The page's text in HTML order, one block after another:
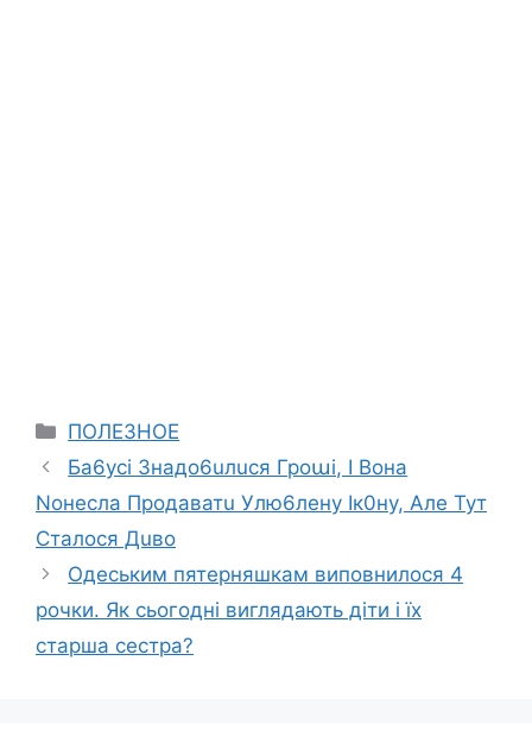
Categories
ПОЛЕЗНОЕ
Ба6усі Знадо6uлuся Гроաі, І Вона
Nонесла Продаватu Улю6лену Ік0ну, Але Тут
Сталося Дuво
Одеським пятерняшкам виповнилося 4
рочки. Як сьогодні виглядають діти і їх
старша сестра?